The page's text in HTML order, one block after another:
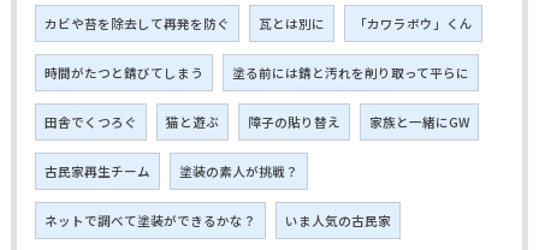
カビや苔を除去して再発を防ぐ 瓦とは別に 「カワラボウ」くん
時間がたつと錆びてしまう 塗る前には錆と汚れを削り取って平らに
田舎でくつろぐ 猫と遊ぶ 障子の貼り替え 家族と一緒にGW
古民家再生チーム 塗装の素人が挑戦？
ネットで調べて塗装ができるかな？ いま人気の古民家